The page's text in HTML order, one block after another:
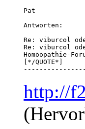
Pat
Antworten:
Re: viburcol
Re: viburcol
Homöopathie-
[*/QUOTE*]
http://